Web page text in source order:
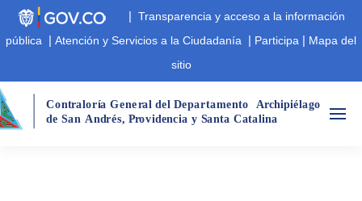
| Transparencia y acceso a la información
pública | Atención y Servicios a la Ciudadanía | Participa | Mapa del
sitio
Contraloría General del Departamento Archipiélago
de San Andrés, Providencia y Santa Catalina